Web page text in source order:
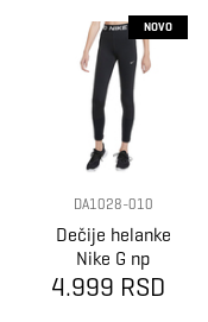
DA1028-010
Dečije helanke
Nike G np
legging
4.999 RSD
NOVO